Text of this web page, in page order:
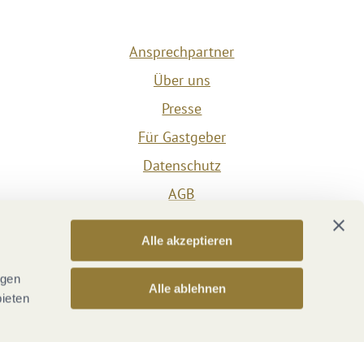
Alle akzeptieren
Alle ablehnen
Ansprechpartner
Über uns
Presse
Für Gastgeber
Datenschutz
AGB
Impressum
Barrierefreiheit
Vertrag widerrufen
Versicherungsvertrag widerrufen